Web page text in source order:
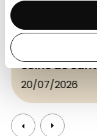
Cita'Blocus
blocus
soins de
20/07/2026